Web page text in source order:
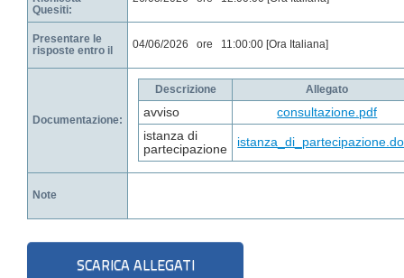
Quesiti:
Presentare le
risposte entro il
04/06/2026 ore 11:00:00 [Ora Italiana]
Documentazione:
Descrizione Allegato
avviso
consultazione.pdf
istanza di
partecipazione
Note